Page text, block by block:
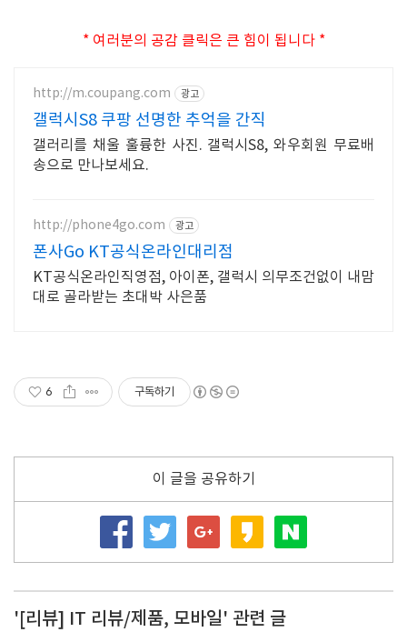
* 여러분의 공감 클릭은 큰 힘이 됩니다 *
http://m.coupang.com 광고
갤럭시S8 쿠팡 선명한 추억을 간직
갤러리를 채울 훌륭한 사진. 갤럭시S8, 와우회원 무료배
송으로 만나보세요.
http://phone4go.com 광고
폰사Go KT공식온라인대리점
KT공식온라인직영점, 아이폰, 갤럭시 의무조건없이 내맘
대로 골라받는 초대박 사은품
6 구독하기
이 글을 공유하기
'[리뷰] IT 리뷰/제품, 모바일' 관련 글